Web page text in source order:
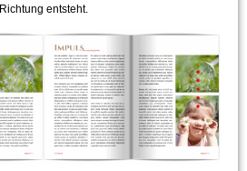
Richtung entsteht.